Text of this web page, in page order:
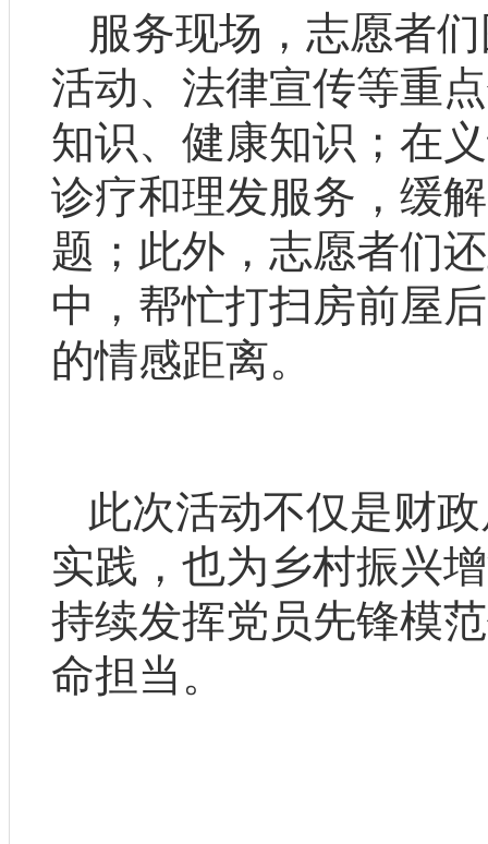
服务现场，志愿者
活动、法律宣传等重
知识、健康知识；在
诊疗和理发服务，缓
题；此外，志愿者们
中，帮忙打扫房前屋
的情感距离。
此次活动不仅是财
实践，也为乡村振兴
持续发挥党员先锋模
命担当。